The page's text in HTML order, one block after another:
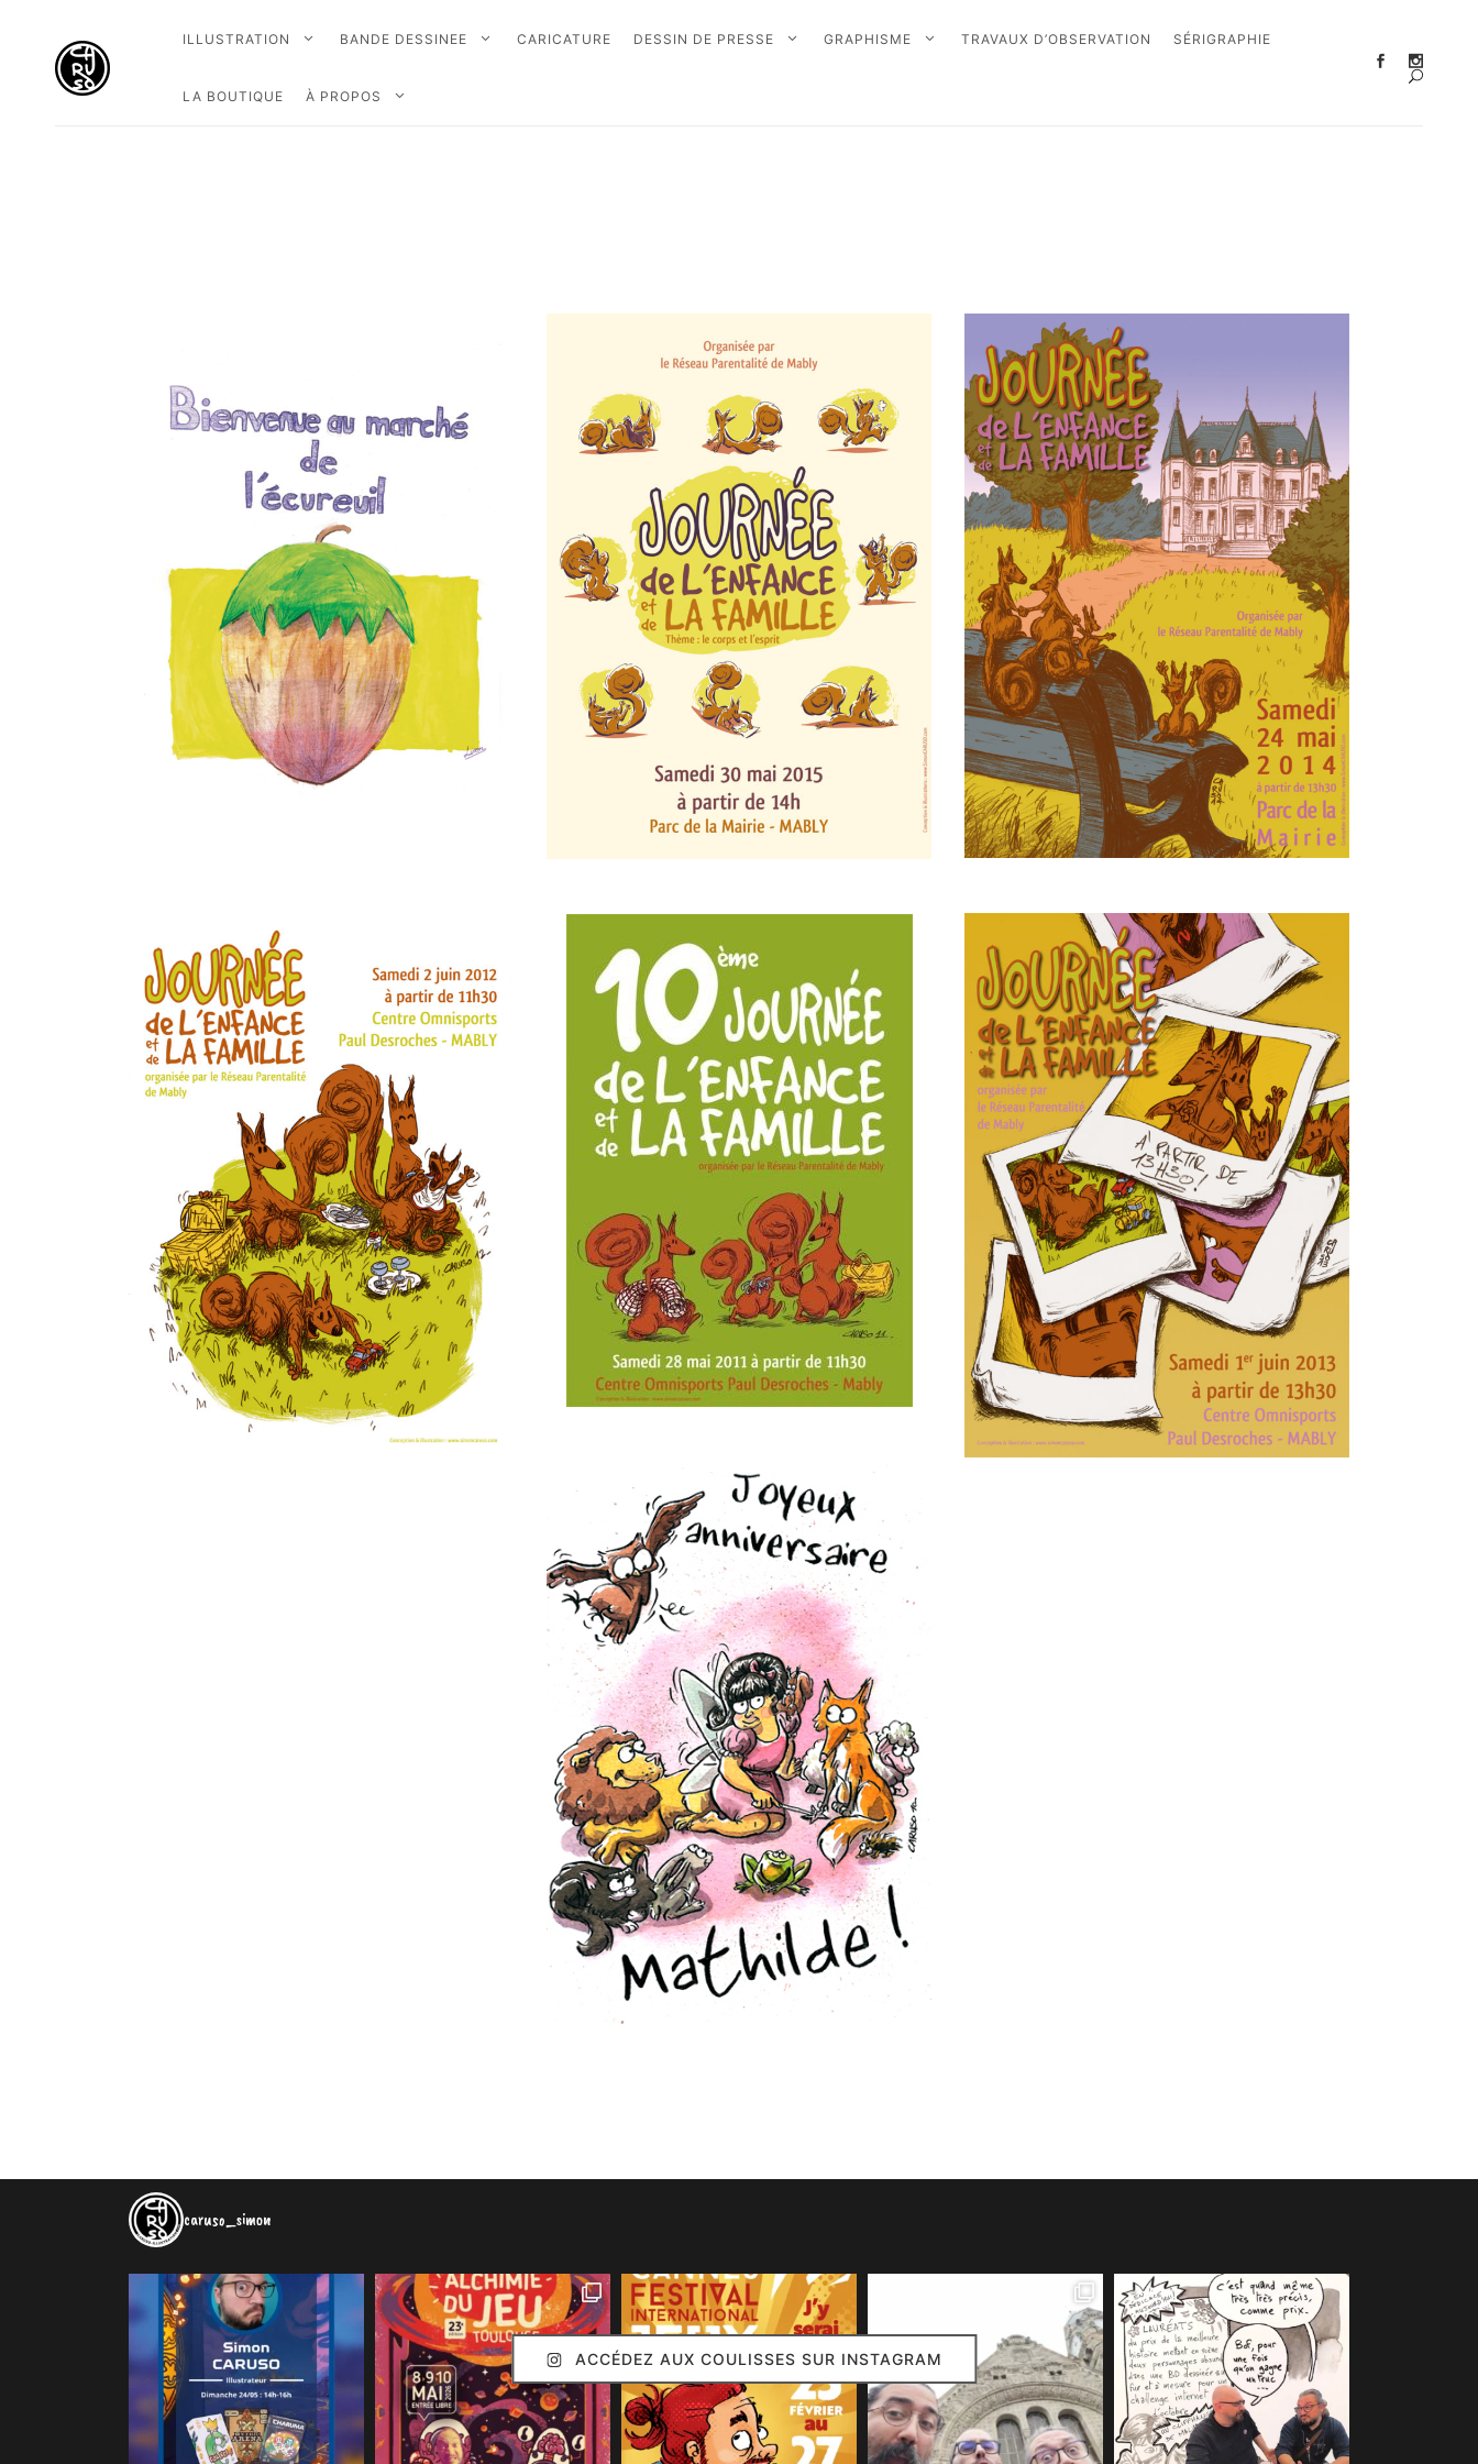
ILLUSTRATION BANDE DESSINEE CARICATURE DESSIN DE PRESSE GRAPHISME TRAVAUX D’OBSERVATION SÉRIGRAPHIE
LA BOUTIQUE À PROPOS
caruso_simon
ACCÉDEZ AUX COULISSES SUR INSTAGRAM